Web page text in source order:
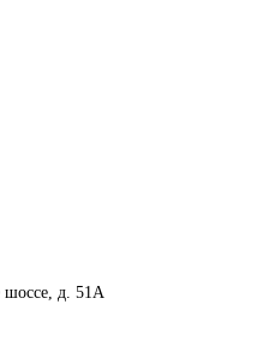
шоссе, д. 51А